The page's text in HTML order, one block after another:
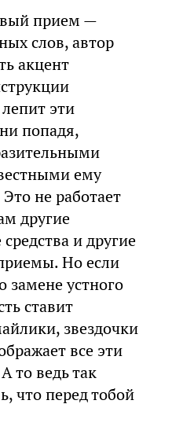
прием —
слов, автор
акцент
эти
попадя,
ему
не работает
другие
и другие
Но если
замене устного
ставит
звездочки
все эти
то ведь так
что перед тобой